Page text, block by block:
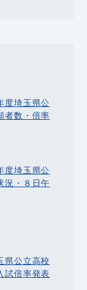
度埼玉県公
数・倍率
度埼玉県公
況・８日午
県公立高校
試倍率発表